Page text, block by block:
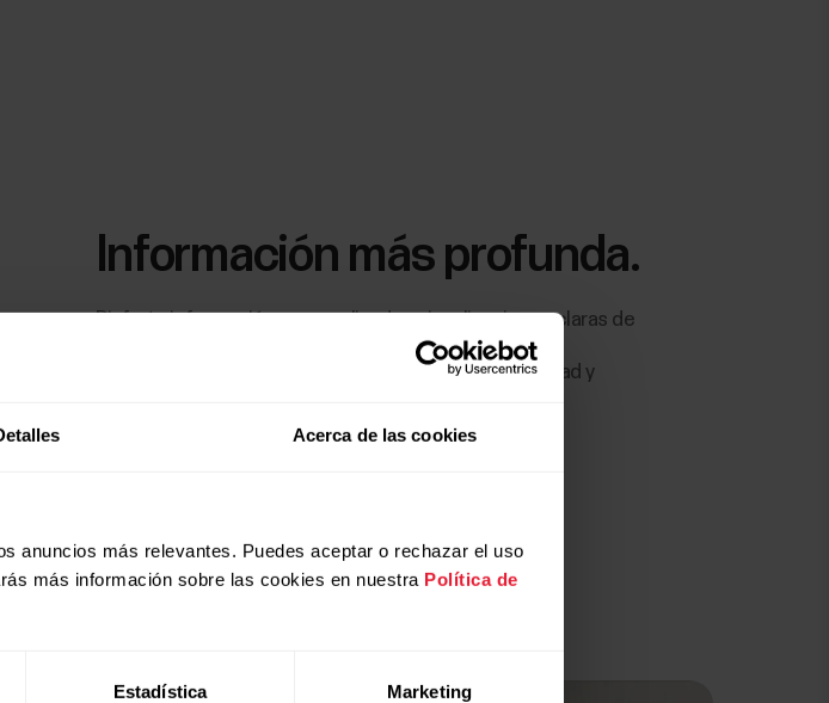
Acerca de las cookies
anuncios más relevantes. Puedes aceptar o rechazar el uso
más información sobre las cookies en nuestra Política de
Estadística Marketing
Información más profunda.
Disfruta información personalizada y visualizaciones claras de
los datos que transorman tu ciclo en una herramienta
poderosa dándote una visión clara de tu salud, fertilidad y